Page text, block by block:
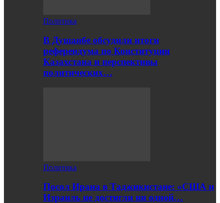
Политика
В Душанбе обсудили итоги
референдума по Конституции
Казахстана и перспективы
политических…
Политика
Посол Ирана в Таджикистане: «США и
Израиль не достигли ни одной…